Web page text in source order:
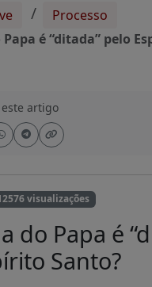
Processo
é “ditada” pelo
artigo
visualizações
do Papa é
Santo?